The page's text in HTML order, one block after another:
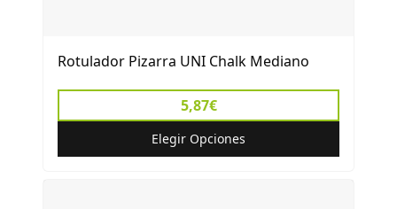
Rotulador Pizarra UNI Chalk Mediano
5,87€
Elegir Opciones